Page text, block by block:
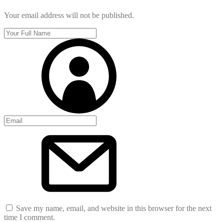
Your email address will not be published.
Save my name, email, and website in this browser for the next
time I comment.